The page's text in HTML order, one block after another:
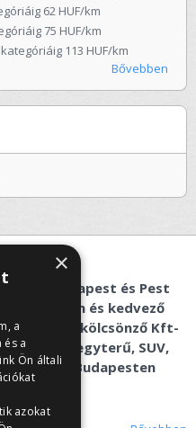
62 HUF/km
75 HUF/km
kategóriáig 113 HUF/km
Bővebben
Budapest és Pest
és kedvező
Car autókölcsönző Kft-
autó, egyterű, SUV,
bérlés Budapesten
×
a
és a
Ön általi
azokat